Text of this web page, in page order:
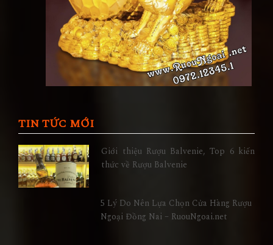
TIN TỨC MỚI
Giới thiệu Rượu Balvenie, Top 6 kiến
thức về Rượu Balvenie
5 Lý Do Nên Lựa Chọn Cửa Hàng Rượu
Ngoại Đồng Nai – RuouNgoai.net